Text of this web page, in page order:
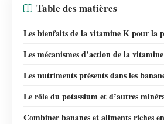
Table des matières
Les bienfaits de la vitamine K pour la
Les mécanismes d’action de la
Les nutriments présents dans les
Le rôle du potassium et d’autres
Combiner bananes et aliments riches